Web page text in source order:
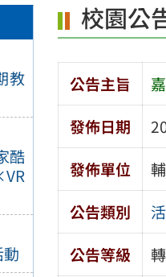
教
酷
校園公
公告主旨
發佈日期
發佈單位
公告類別
公告等級